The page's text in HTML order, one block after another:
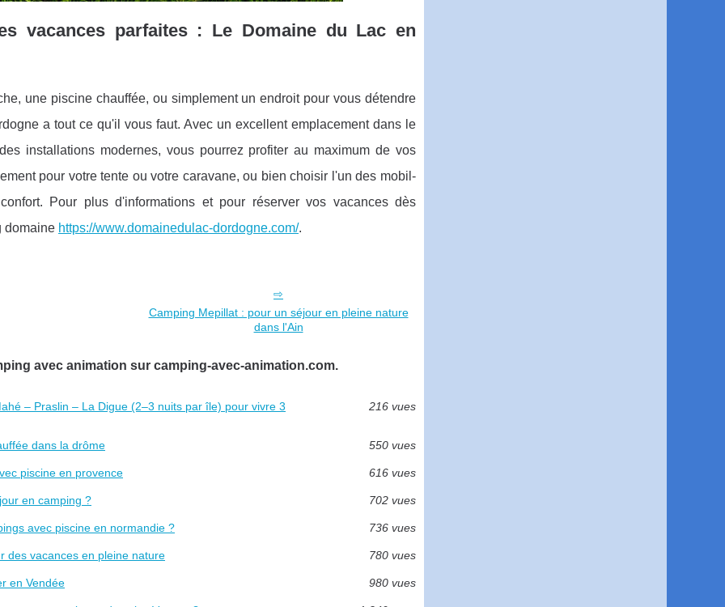
vacances parfaites : Le Domaine du Lac en
une piscine chauffée, ou simplement un endroit pour vous détendre
a tout ce qu'il vous faut. Avec un excellent emplacement dans le
installations modernes, vous pourrez profiter au maximum de vos
pour votre tente ou votre caravane, ou bien choisir l'un des mobil-
Pour plus d'informations et pour réserver vos vacances dès
domaine https://www.domainedulac-dordogne.com/.
Camping Mepillat : pour un séjour en pleine nature
dans l'Ain
avec animation sur camping-avec-animation.com.
– Praslin – La Digue (2–3 nuits par île) pour vivre 3 216 vues
dans la drôme 550 vues
piscine en provence 616 vues
en camping ? 702 vues
avec piscine en normandie ? 736 vues
des vacances en pleine nature 780 vues
en Vendée 980 vues